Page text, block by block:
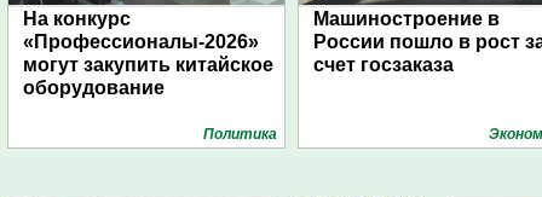
На конкурс
«Профессионалы-2026»
могут закупить китайское
оборудование
Политика
Машиностроение в
России пошло в рост
счет госзаказа